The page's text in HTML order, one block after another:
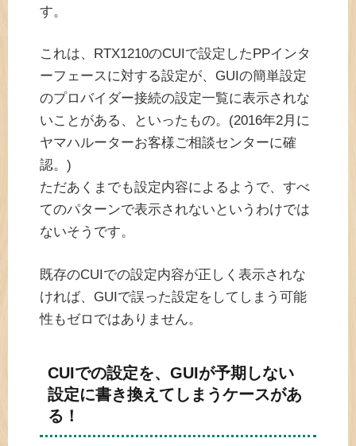
す。
これは、RTX1210のCUIで設定したPPインタ
ーフェースに対する設定が、GUIの簡単設定
のプロバイダー接続の設定一覧に表示されな
いことがある、といったもの。(2016年2月に
ヤマハルーターお客様ご相談センターに確
認。)
ただあくまでも設定内容によるようで、すべ
てのパターンで表示されないというわけでは
ないそうです。
既存のCUIでの設定内容が正しく表示されな
ければ、GUIで誤った設定をしてしまう可能
性もゼロではありません。
CUIでの設定を、GUIが予期しない
設定に書き換えてしまうケースがあ
る！